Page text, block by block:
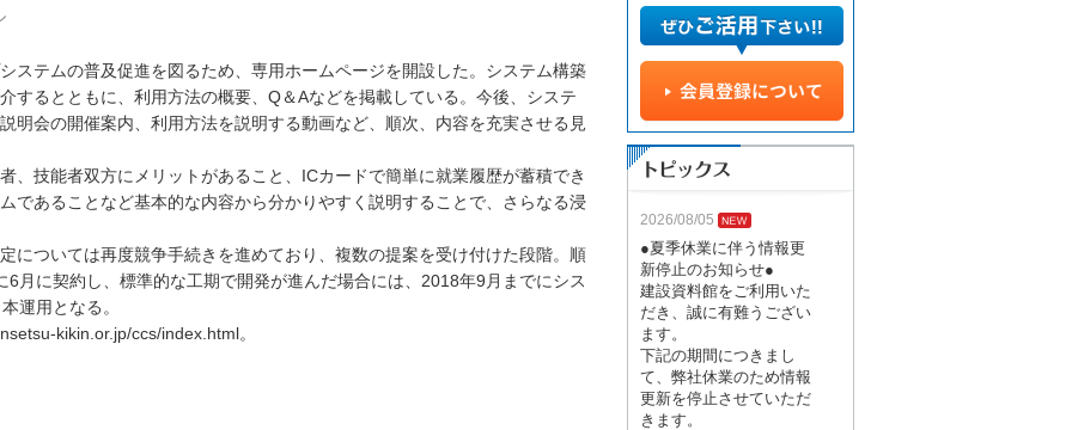
ステムの普及促進を図るため、専用ホームページを開設した。システム構築
するとともに、利用方法の概要、Q＆Aなどを掲載している。今後、システ
明会の開催案内、利用方法を説明する動画など、順次、内容を充実させる見
、技能者双方にメリットがあること、ICカードで簡単に就業履歴が蓄積でき
であることなど基本的な内容から分かりやすく説明することで、さらなる浸
については再度競争手続きを進めており、複数の提案を受け付けた段階。順
月に契約し、標準的な工期で開発が進んだ場合には、2018年9月までにシス
運用となる。
kikin.or.jp/ccs/index.html。
2026/08/05
●夏季休業に伴う情報更
新停止のお知らせ●
建設資料館をご利用いた
だき、誠に有難うござい
ます。
下記の期間につきまし
て、弊社休業のため情報
更新を停止させていただ
きます。